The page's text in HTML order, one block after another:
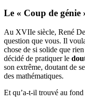
Le « Coup de génie
Au XVIIe siècle, René
question que vous. Il
chose de si solide que
décidé de pratiquer le
son extrême, doutant de
des mathématiques.
Et qu’a-t-il trouvé au